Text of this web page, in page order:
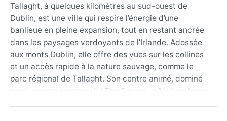
Tallaght, à quelques kilomètres au sud-ouest de
Dublin, est une ville qui respire l’énergie d’une
banlieue en pleine expansion, tout en restant ancrée
dans les paysages verdoyants de l’Irlande. Adossée
aux monts Dublin, elle offre des vues sur les collines
et un accès rapide à la nature sauvage, comme le
parc régional de Tallaght. Son centre animé, dominé
par le centre commercial The Square, mêle boutiques